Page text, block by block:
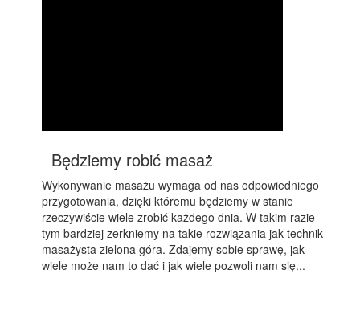
Będziemy robić masaż
Wykonywanie masażu wymaga od nas odpowiedniego
przygotowania, dzięki któremu będziemy w stanie
rzeczywiście wiele zrobić każdego dnia. W takim razie
tym bardziej zerkniemy na takie rozwiązania jak technik
masażysta zielona góra. Zdajemy sobie sprawę, jak
wiele może nam to dać i jak wiele pozwoli nam się...